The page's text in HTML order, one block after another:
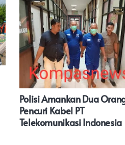
Polisi Amankan Dua
Pencuri Kabel PT
Telekomunikasi Indonesia